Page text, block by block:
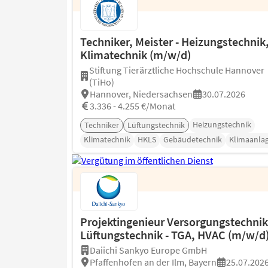
Techniker, Meister - Heizungstechnik,
Klimatechnik (m/w/d)
Stiftung Tierärztliche Hochschule Hannover
(TiHo)
Hannover, Niedersachsen
30.07.2026
3.336 - 4.255 €/Monat
Techniker Lüftungstechnik
Heizungstechnik
Klimatechnik
HKLS Gebäudetechnik
Projektingenieur
Lüftungstechnik - TGA, HVAC (m/w/d)
Daiichi Sankyo Europe GmbH
Pfaffenhofen an der Ilm, Bayern